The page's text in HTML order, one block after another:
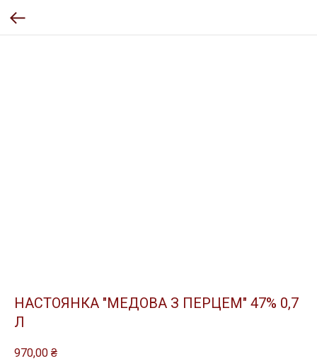
НАСТОЯНКА "МЕДОВА З ПЕРЦЕМ" 47% 0,7
Л
970,00 ₴